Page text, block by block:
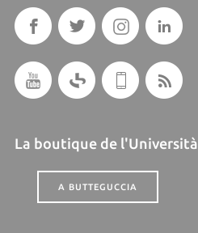
La boutique de l'Università
A BUTTEGUCCIA